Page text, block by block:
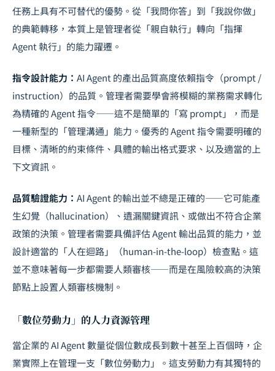
任務上具有不可替代的優勢。 從「我問你答」到「我說你做」
的典範轉移 ，本質上是管理者從「親自執行」轉向「指揮
Agent 執行」的能力躍遷。
指令設計能力： AI Agent 的產出品質高度依賴指令（prompt /
instruction）的品質。管理者需要學會將模糊的業務需求轉化
為精確的 Agent 指令——這不是簡單的「寫 prompt」，而是
一種新型的「管理溝通」能力。優秀的 Agent 指令需要明確的
目標、清晰的約束條件、具體的輸出格式要求、以及適當的上
下文資訊。
品質驗證能力： AI Agent 的輸出並不總是正確的——它可能產
生幻覺（hallucination）、遺漏關鍵資訊、或做出不符合企業
政策的決策。管理者需要具備評估 Agent 輸出品質的能力，並
設計適當的「人在迴路」（human-in-the-loop）檢查點。這
並不意味著每一步都需要人類審核——而是在風險較高的決策
節點上設置人類審核機制。
「數位勞動力」的人力資源管理
當企業的 AI Agent 數量從個位數成長到數十甚至上百個時，企
業實際上在管理一支「數位勞動力」。這支勞動力有其獨特的